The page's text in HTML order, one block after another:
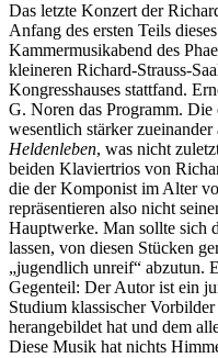
Das letzte Konzert der
Anfang des ersten Teils
Kammermusikabend des
kleineren Richard-Strauss-
Kongresshauses stattfand.
G. Noren das Programm. Die
wesentlich stärker zueinander
Heldenleben, was nicht
beiden Klaviertrios von
die der Komponist im Alter
repräsentieren also nicht
Hauptwerke. Man sollte sich
lassen, von diesen Stücken
„jugendlich unreif“ abzutun.
Gegenteil: Der Autor ist ein
Studium klassischer
herangebildet hat und dem
Diese Musik hat nichts